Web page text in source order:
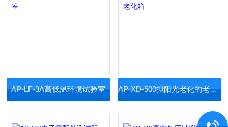
AP-LF-3A高低温环境试验室 AP-XD-500拟阳光老化的老化箱